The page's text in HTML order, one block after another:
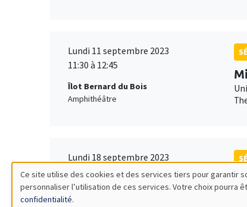
Lundi 11 septembre 2023
11:30 à 12:45
Îlot Bernard du Bois
Amphithéâtre
Lundi 18 septembre 2023
11:30 à 12:45
Îlot Bernard du Bois
Utilisation
Ce site utilise des cookies et des services tiers pour garantir
personnaliser l’utilisation de ces services. Votre choix pourra
confidentialité.